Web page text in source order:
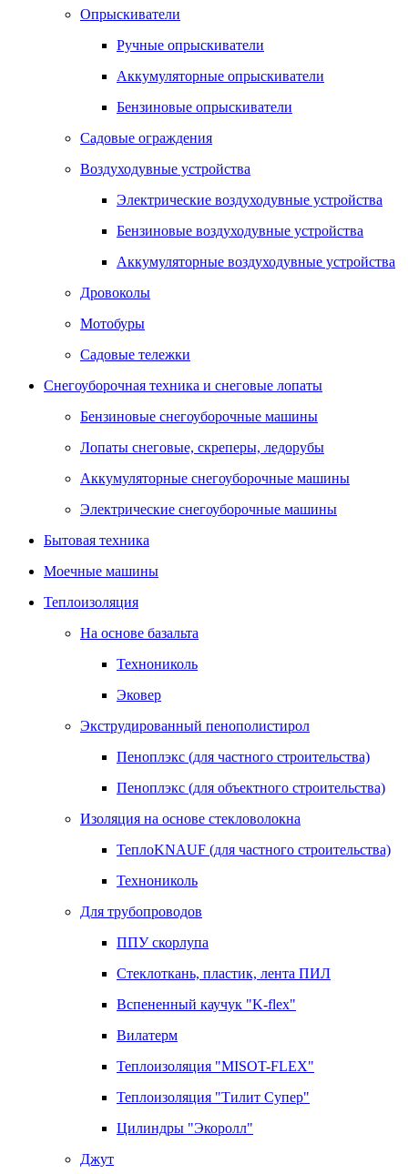
Опрыскиватели
Ручные опрыскиватели
Аккумуляторные опрыскиватели
Бензиновые опрыскиватели
Садовые ограждения
Воздуходувные устройства
Электрические воздуходувные устройства
Бензиновые воздуходувные устройства
Аккумуляторные воздуходувные устройства
Дровоколы
Мотобуры
Садовые тележки
Снегоуборочная техника и снеговые лопаты
Бензиновые снегоуборочные машины
Лопаты снеговые, скреперы, ледорубы
Аккумуляторные снегоуборочные машины
Электрические снегоуборочные машины
Бытовая техника
Моечные машины
Теплоизоляция
На основе базальта
Технониколь
Эковер
Экструдированный пенополистирол
Пеноплэкс (для частного строительства)
Пеноплэкс (для объектного строительства)
Изоляция на основе стекловолокна
ТеплоKNAUF (для частного строительства)
Технониколь
Для трубопроводов
ППУ скорлупа
Стеклоткань, пластик, лента ПИЛ
Вспененный каучук "K-flex"
Вилатерм
Теплоизоляция "MISOT-FLEX"
Теплоизоляция "Тилит Супер"
Цилиндры "Экоролл"
Джут